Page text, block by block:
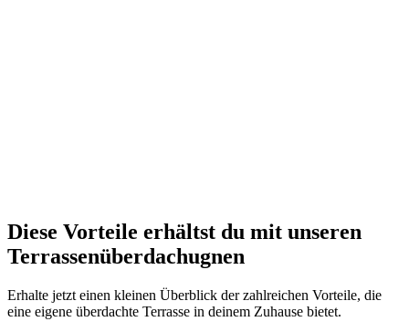
Diese Vorteile erhältst du mit unseren
Terrassenüberdachugnen
Erhalte jetzt einen kleinen Überblick der zahlreichen Vorteile, die
eine eigene überdachte Terrasse in deinem Zuhause bietet.